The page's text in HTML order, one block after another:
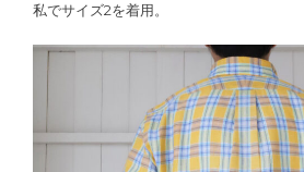
私でサイズ2を着用。